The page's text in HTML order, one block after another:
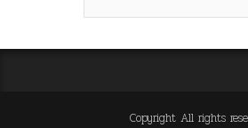
Copyright All rights